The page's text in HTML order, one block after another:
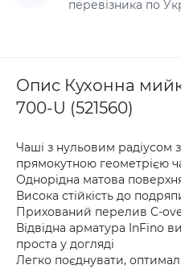
перевізника по
Опис Кухонна
700-U (521560)
Чаші з нульовим радіусом
прямокутною геометрією
Однорідна матова
Висока стійкість до
Прихований перелив C-
Відвідна арматура InFino
проста у догляді
Легко поєднувати,